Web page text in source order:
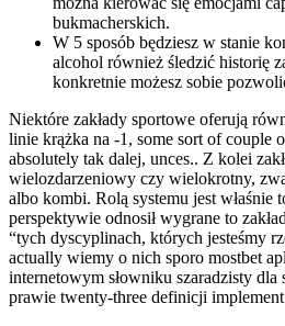
bukmacherskich.
W 5 sposób będziesz w stanie
alcohol również śledzić historię
konkretnie możesz sobie
Niektóre zakłady sportowe oferują
linie krążka na -1, some sort of
absolutely tak dalej, unces.. Z kolei
wielozdarzeniowy czy wielokrotny,
albo kombi. Rolą systemu jest właśnie
perspektywie odnosił wygrane to
“tych dyscyplinach, których jesteśmy
actually wiemy o nich sporo mostbet
internetowym słowniku szaradzisty dla
prawie twenty-three definicji